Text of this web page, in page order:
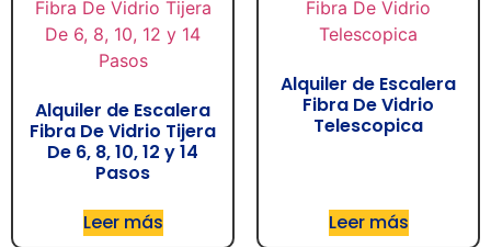
Alquiler de Escalera
Fibra De Vidrio Tijera
De 6, 8, 10, 12 y 14
Pasos
Leer más
Alquiler de Escalera
Fibra De Vidrio
Telescopica
Leer más